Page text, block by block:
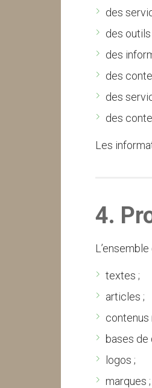
des
des
des
des
des
des
Les
4.
textes ;
articles ;
contenus
bases de
logos ;
marques ;